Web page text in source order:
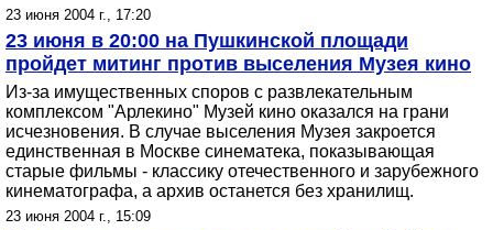
23 июня 2004 г., 17:20
23 июня в 20:00 на Пушкинской площади
пройдет митинг против выселения Музея кино
Из-за имущественных споров с развлекательным
комплексом "Арлекино" Музей кино оказался на грани
исчезновения. В случае выселения Музея закроется
единственная в Москве синематека, показывающая
старые фильмы - классику отечественного и зарубежного
кинематографа, а архив останется без хранилищ.
23 июня 2004 г., 15:09